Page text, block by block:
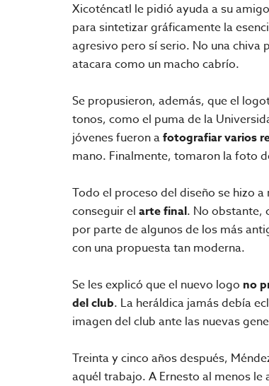
Xicoténcatl le pidió ayuda a su amigo
para sintetizar gráficamente la
agresivo pero sí serio. No una chiva
atacara como un macho cabrío.
Se propusieron, además, que el
tonos, como el puma de la
jóvenes fueron afotografiar varios
mano. Finalmente, tomaron la foto
Todo el proceso del diseño se hizo a
conseguir el arte final. No obstante,
por parte de algunos de los más
con una propuesta tan moderna.
Se les explicó que el nuevo logo no
del club. La heráldica jamás debía
imagen del club ante las nuevas
Treinta y cinco años después,
aquél trabajo. A Ernesto al menos